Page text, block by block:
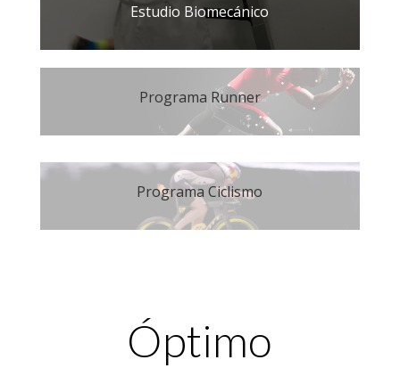
Estudio Biomecánico
Programa Runner
Programa Ciclismo
Óptimo